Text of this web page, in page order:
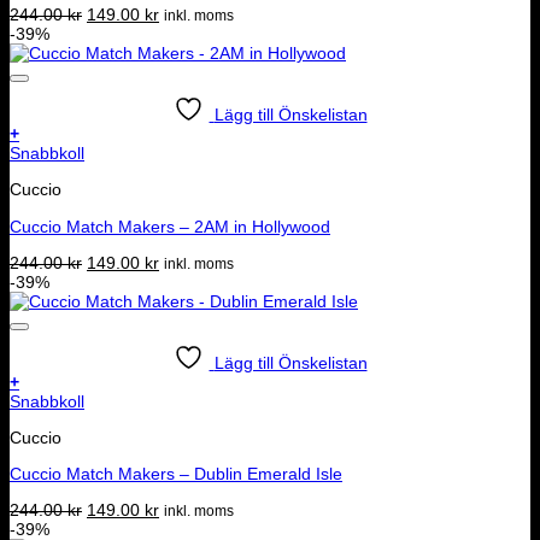
244.00kr Det
priset
149.00 krDet
priset
inkl. moms
-39%
Lägg till Önskelistan
+
Snabbkoll
Cuccio
Cuccio Match Makers – 2AM in Hollywood
244.00kr Det
priset
149.00 krDet
priset
inkl. moms
-39%
Lägg till Önskelistan
+
Snabbkoll
Cuccio
Cuccio Match Makers – Dublin Emerald Isle
244.00kr Det
149.00 krDet
inkl. moms
-39%